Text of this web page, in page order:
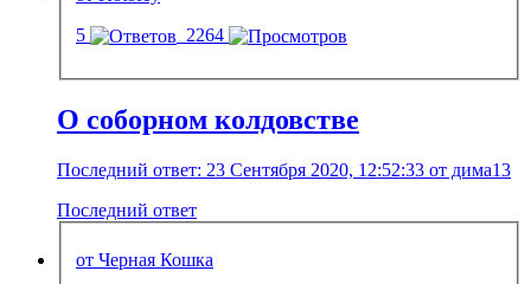
5
2264
О соборном колдовстве
Последний ответ: 23 Сентября 2020, 12:52:33 от дима13
Последний ответ
от Черная Кошка